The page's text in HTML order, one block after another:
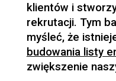
klientów i
rekrutacji. Tym
myśleć, że
budowania listy
zwiększenie